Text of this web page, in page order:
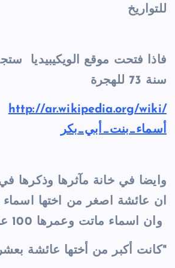
للتواريخ
فاذا فتحت موقع الويكيبيديا
سنة 73 للهجرة
http://ar.wikipedia.org/wiki/
أسماء_بنت_أبي_بكر
وايضا في خانة مآثرها وذكرها
ان عائشة اصغر من اختها
" كانت أكبر من أختها عائشة بعشر سنين"